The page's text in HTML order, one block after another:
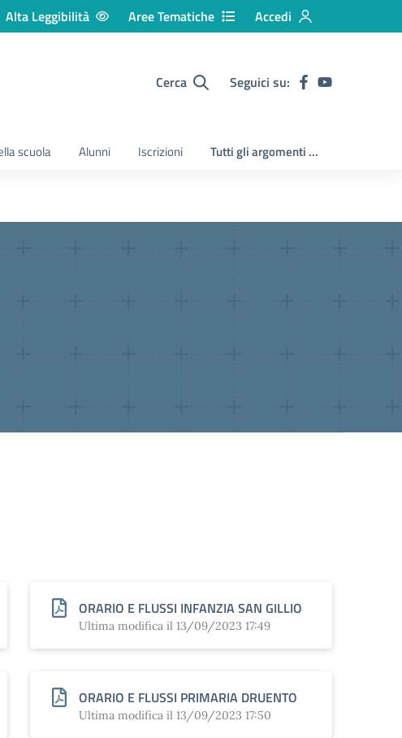
Alta Leggibilità Aree Tematiche Accedi
Cerca Seguici su:
scuola Alunni Iscrizioni Tutti gli argomenti ...
ORARIO E FLUSSI INFANZIA SAN GILLIO
Ultima modifica il 13/09/2023 17:49
ORARIO E FLUSSI PRIMARIA DRUENTO
Ultima modifica il 13/09/2023 17:50